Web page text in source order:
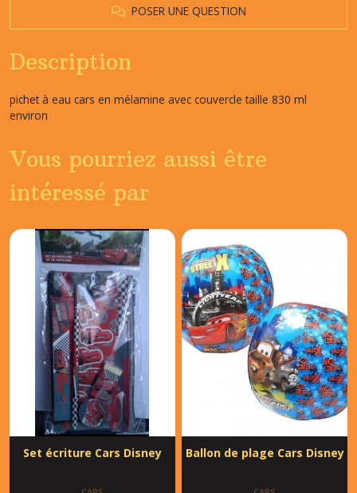
POSER UNE QUESTION
Description
pichet à eau cars en mélamine avec couvercle taille 830 ml
environ
Vous pourriez aussi être
intéressé par
Set écriture Cars Disney Ballon de plage Cars Disney